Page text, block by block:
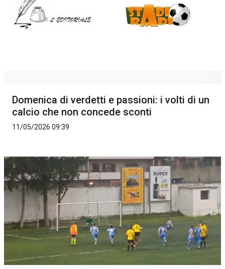
Domenica di verdetti e passioni: i volti di un
calcio che non concede sconti
11/05/2026 09:39